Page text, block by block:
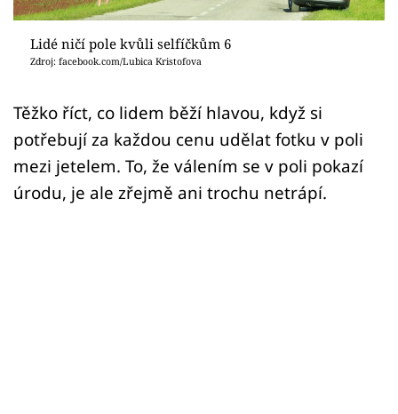
Přihlášení
Sledujte nás
Lidé ničí pole kvůli selfíčkům 6
Zdroj: facebook.com/Lubica Kristofova
Těžko říct, co lidem běží hlavou, když si
potřebují za každou cenu udělat fotku v poli
mezi jetelem. To, že válením se v poli pokazí
úrodu, je ale zřejmě ani trochu netrápí.